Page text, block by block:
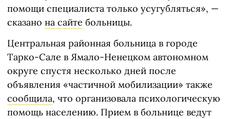
помощи специалиста только усугубляться», —
сказано на сайте больницы.
Центральная районная больница в городе
Тарко-Сале в Ямало-Ненецком автономном
округе спустя несколько дней после
объявления «частичной мобилизации» также
сообщила, что организовала психологическую
помощь населению. Прием в больнице ведут